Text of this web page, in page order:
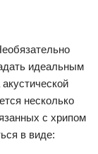
идеальным
несколько
с хрипом
в виде: